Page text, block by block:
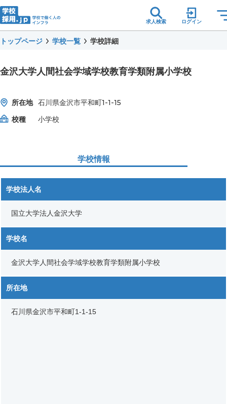
求人検索 ログイン
トップページ 学校一覧 学校詳細
金沢大学人間社会学域学校教育学類附属小学校
所在地 石川県金沢市平和町1-1-15
校種
小学校
学校情報
学校法人名
国立大学法人金沢大学
学校名
金沢大学人間社会学域学校教育学類附属小学校
所在地
石川県金沢市平和町1-1-15